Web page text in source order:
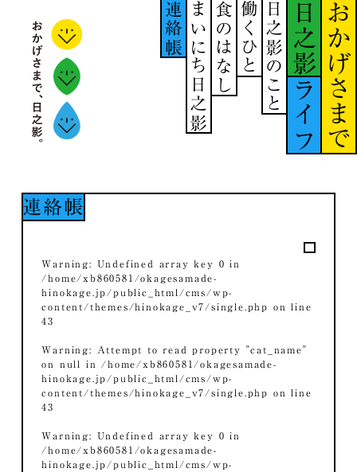
おかげさまで
日之影
ライフ
日之影のこと
働くひと
食のはなし
まいにち日之影
連絡帳
連絡帳
Warning: Undefined array key 0 in
/home/xb860581/okagesamade-
hinokage.jp/public_html/cms/wp-
content/themes/hinokage_v7/single.php
on line
43
Warning: Attempt to read property "cat_name"
on null in /home/xb860581/okagesamade-
hinokage.jp/public_html/cms/wp-
content/themes/hinokage_v7/single.php
on line
43
Warning: Undefined array key 0 in
/home/xb860581/okagesamade-
hinokage.jp/public_html/cms/wp-